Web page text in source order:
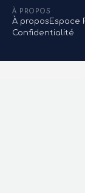
À PROPOS
À propos Espace
Confidentialité